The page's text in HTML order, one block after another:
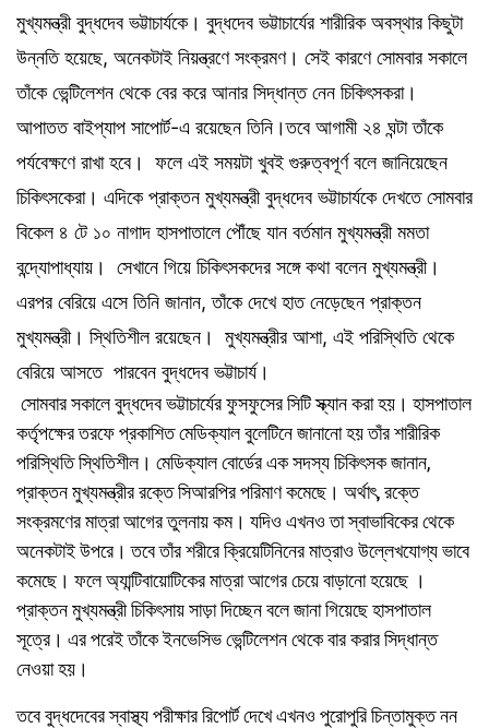
মুখ্যমন্ত্রী বুদ্ধদেব ভট্টাচার্যকে। বুদ্ধদেব ভট্টাচার্যের শারীরিক অবস্থার কিছুটা
উন্নতি হয়েছে, অনেকটাই নিয়ন্ত্রণে সংক্রমণ। সেই কারণে সোমবার সকালে
তাঁকে ভেন্টিলেশন থেকে বের করে আনার সিদ্ধান্ত নেন চিকিৎসকরা।
আপাতত বাইপ্যাপ সাপোর্ট-এ রয়েছেন তিনি।তবে আগামী ২৪ ঘন্টা তাঁকে
পর্যবেক্ষণে রাখা হবে। ফলে এই সময়টা খুবই গুরুত্বপূর্ণ বলে জানিয়েছেন
চিকিৎসকেরা। এদিকে প্রাক্তন মুখ্যমন্ত্রী বুদ্ধদেব ভট্টাচার্যকে দেখতে সোমবার
বিকেল ৪ টে ১০ নাগাদ হাসপাতালে পৌঁছে যান বর্তমান মুখ্যমন্ত্রী মমতা
বন্দ্যোপাধ্যায়। সেখানে গিয়ে চিকিৎসকদের সঙ্গে কথা বলেন মুখ্যমন্ত্রী।
এরপর বেরিয়ে এসে তিনি জানান, তাঁকে দেখে হাত নেড়েছেন প্রাক্তন
মুখ্যমন্ত্রী। স্থিতিশীল রয়েছেন। মুখ্যমন্ত্রীর আশা, এই পরিস্থিতি থেকে
বেরিয়ে আসতে পারবেন বুদ্ধদেব ভট্টাচার্য।
সোমবার সকালে বুদ্ধদেব ভট্টাচার্যের ফুসফুসের সিটি স্ক্যান করা হয়। হাসপাতাল
কর্তৃপক্ষের তরফে প্রকাশিত মেডিক্যাল বুলেটিনে জানানো হয় তাঁর শারীরিক
পরিস্থিতি স্থিতিশীল। মেডিক্যাল বোর্ডের এক সদস্য চিকিৎসক জানান,
প্রাক্তন মুখ্যমন্ত্রীর রক্তে সিআরপির পরিমাণ কমেছে। অর্থাৎ, রক্তে
সংক্রমণের মাত্রা আগের তুলনায় কম। যদিও এখনও তা স্বাভাবিকের থেকে
অনেকটাই উপরে। তবে তাঁর শরীরে ক্রিয়েটিনিনের মাত্রাও উল্লেখযোগ্য ভাবে
কমেছে। ফলে অ্যান্টিবায়োটিকের মাত্রা আগের চেয়ে বাড়ানো হয়েছে ।
প্রাক্তন মুখ্যমন্ত্রী চিকিৎসায় সাড়া দিচ্ছেন বলে জানা গিয়েছে হাসপাতাল
সূত্রে। এর পরেই তাঁকে ইনভেসিভ ভেন্টিলেশন থেকে বার করার সিদ্ধান্ত
নেওয়া হয়।
তবে বুদ্ধদেবের স্বাস্থ্য পরীক্ষার রিপোর্ট দেখে এখনও পুরোপুরি চিন্তামুক্ত নন